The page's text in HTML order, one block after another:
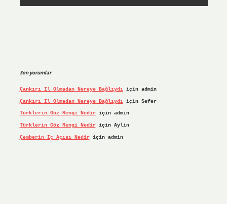
Son yorumlar
Çankırı Il Olmadan Nereye Bağlıydıiçin admin
Çankırı Il Olmadan Nereye Bağlıydıiçin Sefer
Türklerin Göz Rengi Nediriçin admin
Türklerin Göz Rengi Nediriçin Aylin
Çemberin Iç Açısı Nediriçin admin